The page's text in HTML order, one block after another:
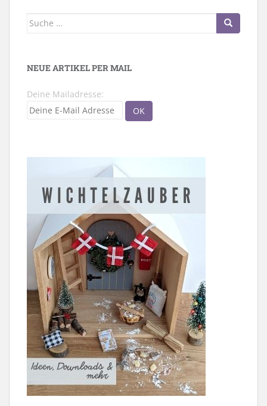
Suche
NEUE ARTIKEL PER MAIL
Deine Mailadresse: